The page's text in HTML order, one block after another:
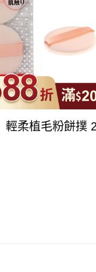
輕柔植毛粉餅撲